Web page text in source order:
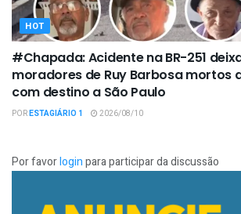
HOT
#Chapada: Acidente na BR-251
moradores de Ruy Barbosa mortos
com destino a São Paulo
PORESTAGIÁRIO 1 2026/08/10
Por favorloginpara participar da discussão